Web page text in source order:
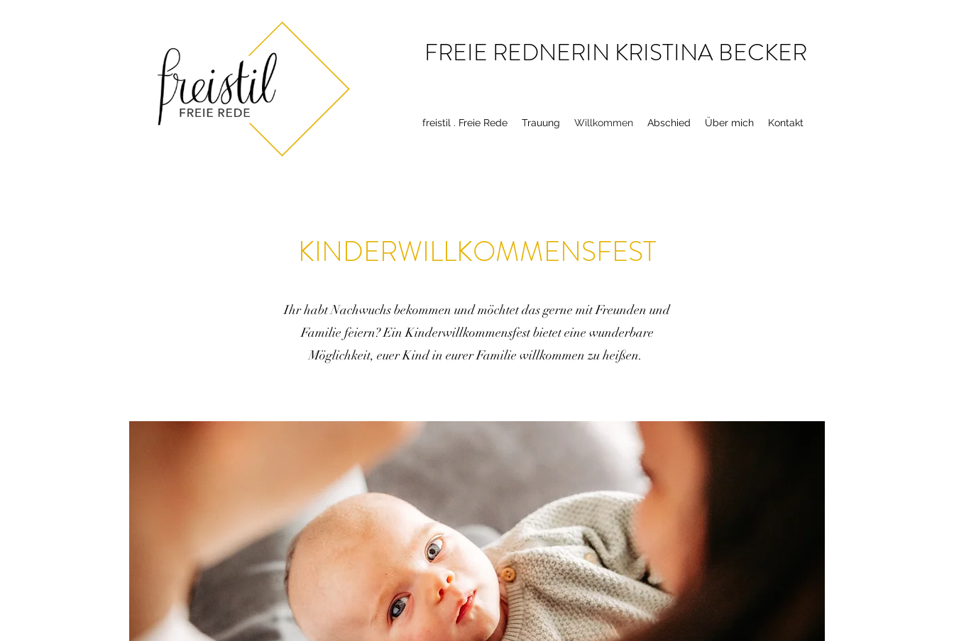
FREIE REDNERIN KRISTINA BECKER
freistil . Freie Rede Trauung Willkommen Abschied Über mich Kontakt
KINDERWILLKOMMENSFEST
Ihr habt Nachwuchs bekommen und möchtet das gerne mit Freunden und
Familie feiern? Ein Kinderwillkommensfest bietet eine wunderbare
Möglichkeit, euer Kind in eurer Familie willkommen zu heißen.